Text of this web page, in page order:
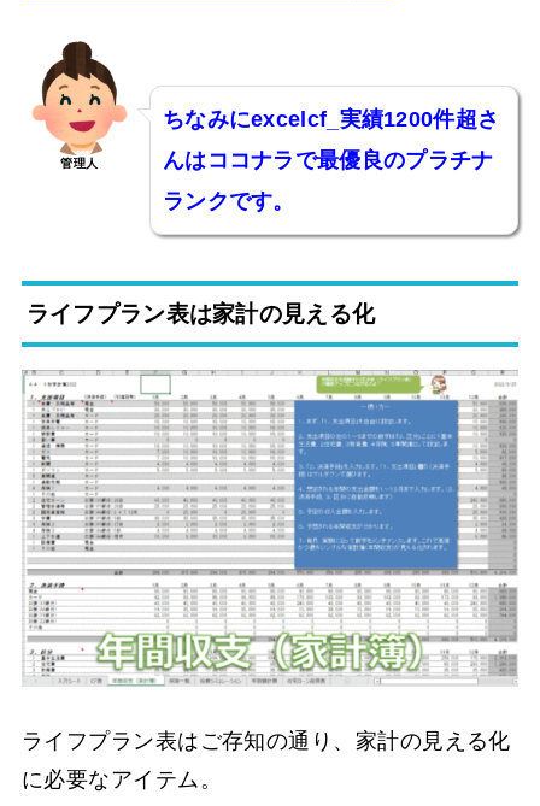
管理人
ちなみにexcelcf_実績1200件超さ
んはココナラで最優良のプラチナ
ランクです。
ライフプラン表は家計の見える化
ライフプラン表はご存知の通り、家計の見える化
に必要なアイテム。